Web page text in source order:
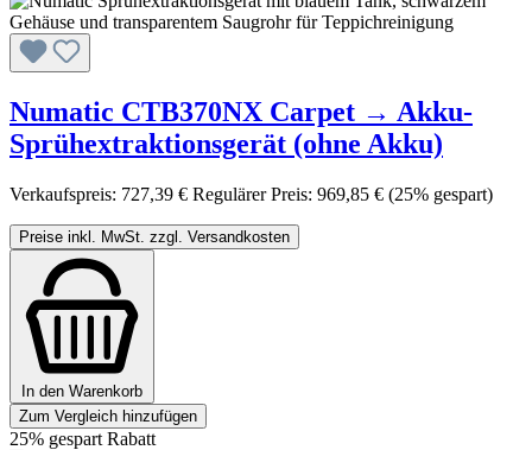
Numatic CTB370NX Carpet → Akku-
Sprühextraktionsgerät (ohne Akku)
Verkaufspreis: 727,39 € Regulärer Preis: 969,85 € (25% gespart)
Preise inkl. MwSt. zzgl. Versandkosten
In den Warenkorb
Zum Vergleich hinzufügen
25% gespart Rabatt